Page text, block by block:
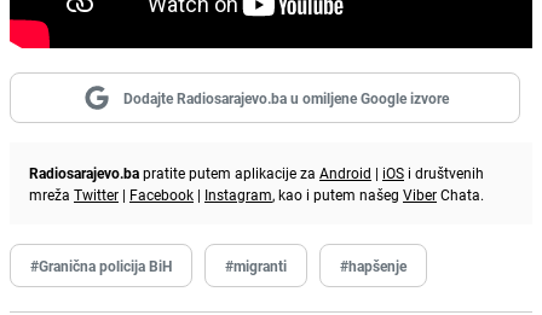
Dodajte Radiosarajevo.ba u omiljene Google izvore
Radiosarajevo.bapratite putem aplikacije za Android | iOS i društvenih
mreža Twitter | Facebook | Instagram, kao i putem našeg ViberChata.
#Granična policija BiH #migranti #hapšenje